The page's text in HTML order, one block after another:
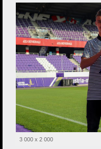
3 000 x 2 000